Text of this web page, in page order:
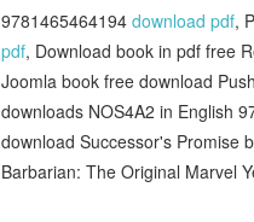
9781465464194 download pdf,
pdf, Download book in pdf free
Joomla book free download
downloads NOS4A2 in English
download Successor's Promise
Barbarian: The Original Marvel